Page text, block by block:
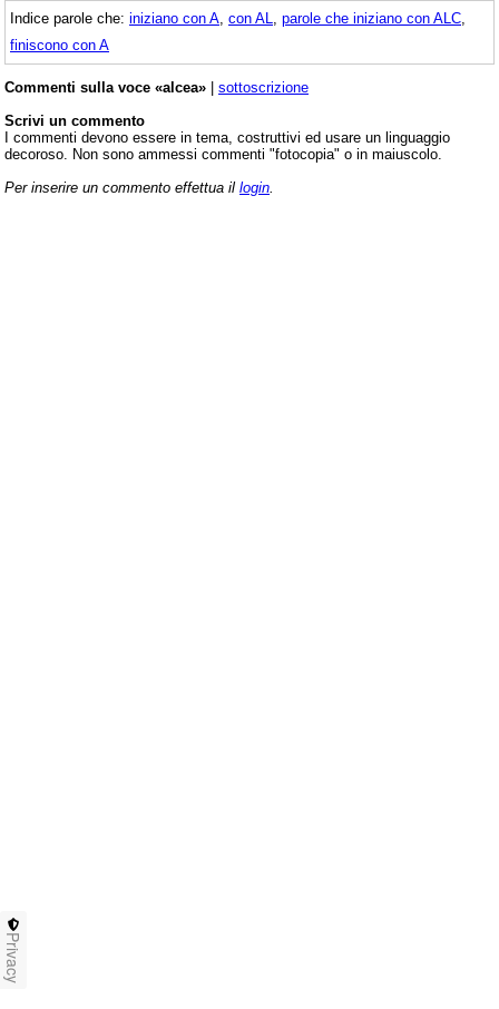
Indice parole che: iniziano con A con AL parole che iniziano con ALC
finiscono con A
Commenti sulla voce «alcea» | sottoscrizione
Scrivi un commento
I commenti devono essere in tema, costruttivi ed usare un linguaggio
decoroso. Non sono ammessi commenti "fotocopia" o in maiuscolo.
Per inserire un commento effettua il login
Privacy